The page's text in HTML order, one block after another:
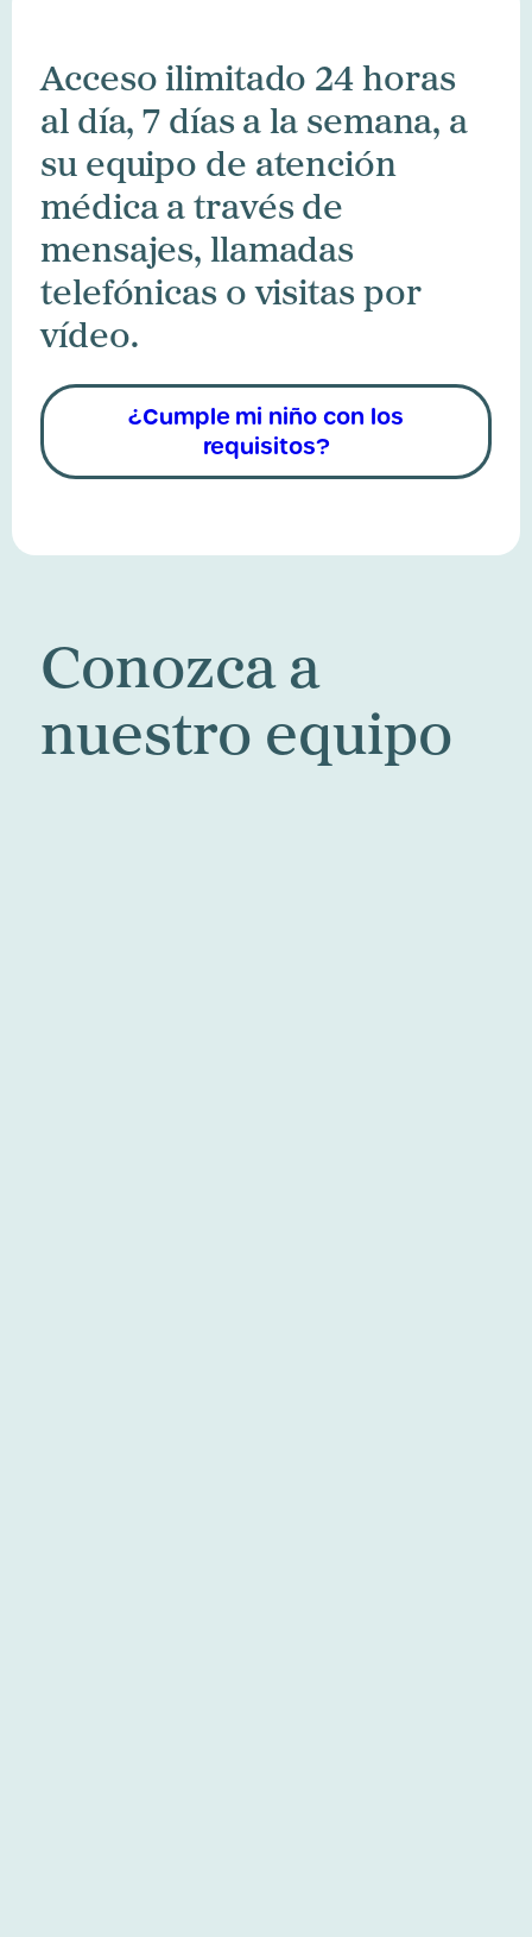
Acceso ilimitado 24 horas
al día, 7 días a la semana, a
su equipo de atención
médica a través de
mensajes, llamadas
telefónicas o visitas por
vídeo.
¿Cumple mi niño con los
requisitos?
Conozca a
nuestro equipo